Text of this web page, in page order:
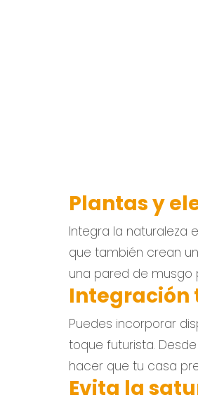
Plantas y
Integra la naturaleza
que también crean
una pared de musgo
Integración
Puedes incorporar
toque futurista.
hacer que tu casa
Evita la